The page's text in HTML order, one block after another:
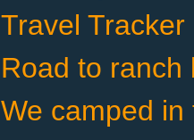
Travel
Road to ranch
We camped